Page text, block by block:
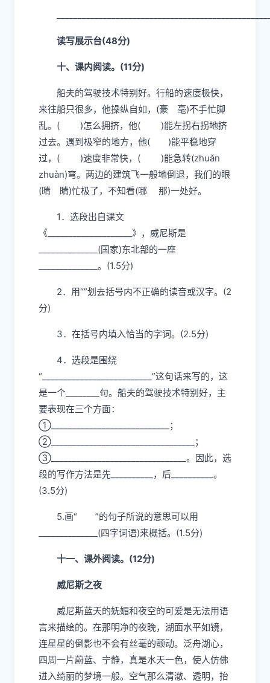
读写展示台(48分)
十、课内阅读。(11分)
船夫的驾驶技术特别好。行船的速度极快，
乱。( )怎么拥挤，他( )能左拐右拐地挤
过去。遇到极窄的地方，他( )能平稳地穿
过，( )速度非常快，( )能急
zhuàn)弯。两边的建筑飞一般地倒退，
______________(国家)东北部的一座
______________。(1.5分)
2．用“”划去括号内不正确的读音或汉字。(2
分)
3．在括号内填入恰当的字词。(2.5分)
“__________________________”这句话来写的，这
是一个________句。船夫的驾驶技术特别好，主
①____________________________；
②__________________________________；
段的写作方法是先__________，后__________。
(3.5分)
5.画“
”的句子所说的意思可以用
______________(四字词语)来概括。(1.5分)
十一、课外阅读。(12分)
威尼斯之夜